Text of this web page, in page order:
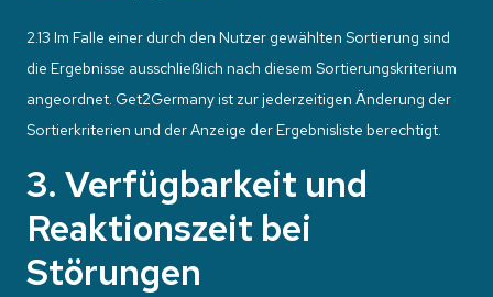
2.13 Im Falle einer durch den Nutzer gewählten Sortierung sind
die Ergebnisse ausschließlich nach diesem Sortierungskriterium
angeordnet. Get2Germany ist zur jederzeitigen Änderung der
Sortierkriterien und der Anzeige der Ergebnisliste berechtigt.
3. Verfügbarkeit und
Reaktionszeit bei
Störungen